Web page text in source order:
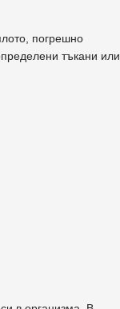
погрешно
тъкани или